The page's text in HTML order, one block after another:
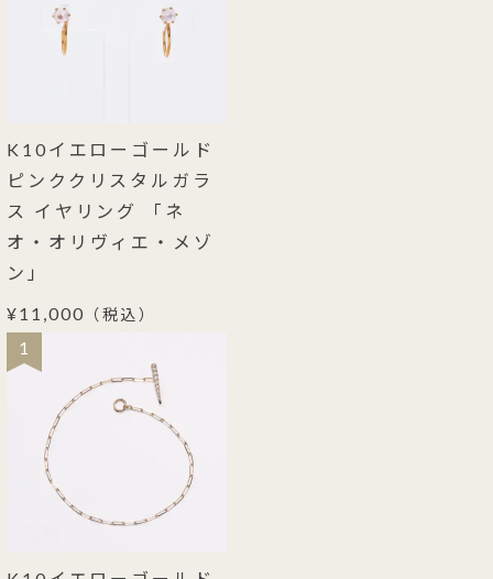
K10イエローゴールド
ピンククリスタルガラ
ス イヤリング 「ネ
オ・オリヴィエ・メゾ
ン」
¥11,000 （税込）
1